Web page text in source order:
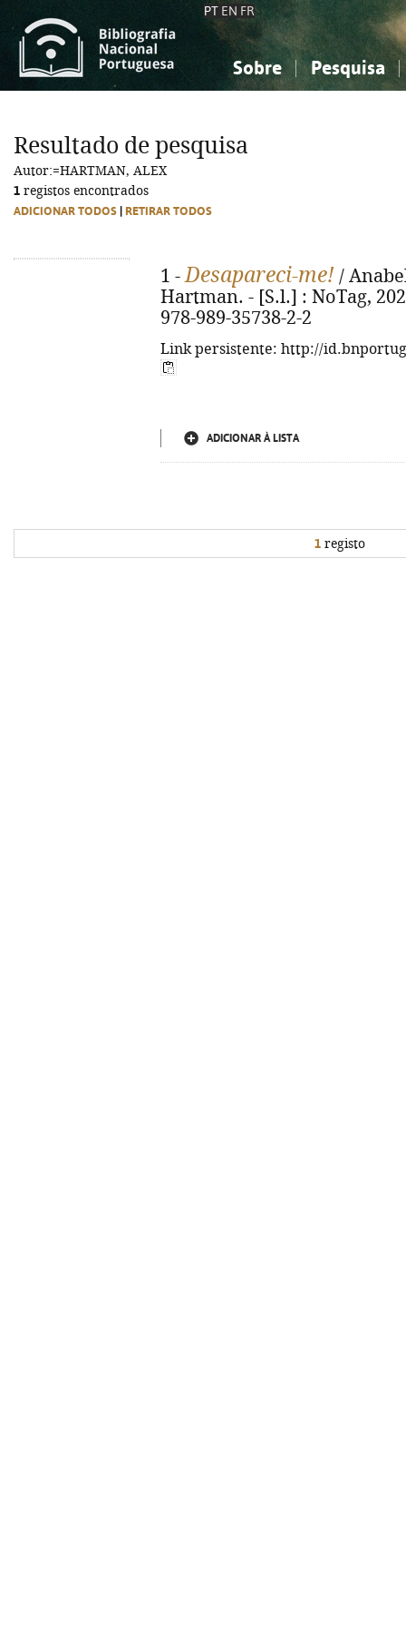
PT EN FR
Sobre Pesquisa
Ciências sociais...
Ciências sociais...
Resultado de pesquisa
Autor:=HARTMAN, ALEX
1 registos encontrados
ADICIONAR TODOS RETIRAR TODOS
1 -Desapareci-me! /
Hartman. - [S.l.] : NoTag,
978-989-35738-2-2
Link persistente: http://
ADICIONAR À LISTA
1 registo